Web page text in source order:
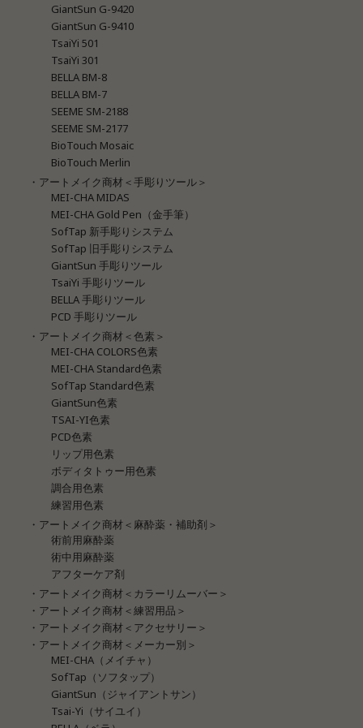
GiantSun G-9420
GiantSun G-9410
TsaiYi 501
TsaiYi 301
BELLA BM-8
BELLA BM-7
SEEME SM-2188
SEEME SM-2177
BioTouch Mosaic
BioTouch Merlin
・アートメイク商材＜手彫りツール＞
MEI-CHA MIDAS
MEI-CHA Gold Pen（金手筆）
SofTap 新手彫りシステム
SofTap 旧手彫りシステム
GiantSun 手彫りツール
TsaiYi 手彫りツール
BELLA 手彫りツール
PCD 手彫りツール
・アートメイク商材＜色素＞
MEI-CHA COLORS色素
MEI-CHA Standard色素
SofTap Standard色素
GiantSun色素
TSAI-YI色素
PCD色素
リップ用色素
ボディタトゥー用色素
調合用色素
練習用色素
・アートメイク商材＜麻酔薬・補助剤＞
術前用麻酔薬
術中用麻酔薬
アフターケア剤
・アートメイク商材＜カラーリムーバー＞
・アートメイク商材＜練習用品＞
・アートメイク商材＜アクセサリー＞
・アートメイク商材＜メーカー別＞
MEI-CHA（メイチャ）
SofTap（ソフタップ）
GiantSun（ジャイアントサン）
Tsai-Yi（サイユイ）